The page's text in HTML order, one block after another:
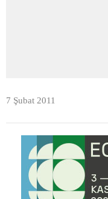
7 Şubat 2011